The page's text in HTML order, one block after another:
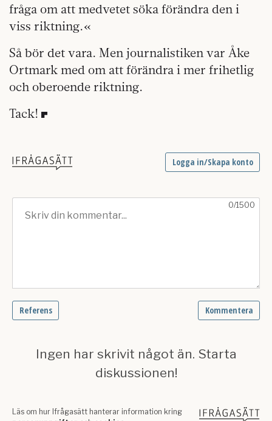
fråga om att medvetet söka förändra den i
viss riktning.«
Så bör det vara. Men journalistiken var Åke
Ortmark med om att förändra i mer frihetlig
och oberoende riktning.
Tack!